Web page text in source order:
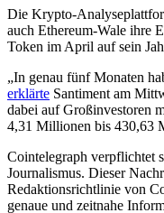
Die Krypto-
auch Ethereum-Wale ihre
Token im April auf sein
„In genau fünf Monaten
erklärte Santiment am
dabei auf Großinvestoren
4,31 Millionen bis 430,63
Cointelegraph verpflichtet
Journalismus. Dieser
Redaktionsrichtlinie von
genaue und zeitnahe